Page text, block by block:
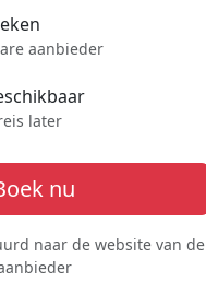
aanbieder
later
nu
naar de website van de